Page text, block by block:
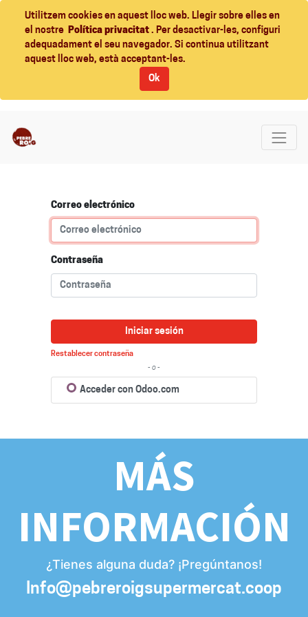
Utilitzem cookies en aquest lloc web. Llegir sobre elles en
el nostre Política privacitat . Per desactivar-les, configuri
adequadament el seu navegador. Si continua utilitzant
aquest lloc web, està acceptant-les.
Ok
Correo electrónico
Contraseña
Iniciar sesión
Restablecer contraseña
- o -
Acceder con Odoo.com
MÁS
INFORMACIÓN
¿Tienes alguna duda? ¡Pregúntanos!
Info@pebreroigsupermercat.coop